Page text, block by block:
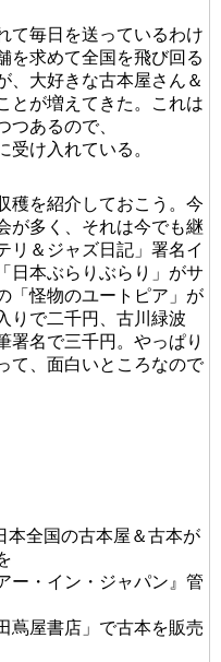
て毎日を送っているわけ
を求めて全国を飛び回る
、大好きな古本屋さん＆
とが増えてきた。これは
つあるので、
受け入れている。
穫を紹介しておこう。今
が多く、それは今でも継
リ＆ジャズ日記」署名イ
日本ぶらりぶらり」がサ
「怪物のユートピア」が
りで二千円、古川緑波
署名で三千円。やっぱり
て、面白いところなので
本全国の古本屋＆古本が
ー・イン・ジャパン』管
蔦屋書店」で古本を販売